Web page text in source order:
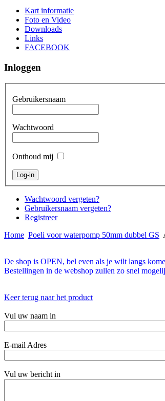
Kart informatie
Foto en Video
Downloads
Links
FACEBOOK
Inloggen
Gebruikersnaam
Wachtwoord
Onthoud mij
Wachtwoord vergeten?
Gebruikersnaam vergeten?
Registreer
Home Poeli voor waterpomp 50mm dubbel GS
De shop is OPEN, bel even als je wilt langs
Bestellingen in de webshop zullen zo snel
Keer terug naar het product
Vul uw naam in
E-mail Adres
Vul uw bericht in